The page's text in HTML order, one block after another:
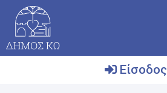
Είσοδος